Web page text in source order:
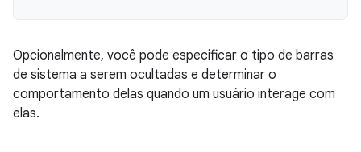
Opcionalmente, você pode especificar o tipo de barras
de sistema a serem ocultadas e determinar o
comportamento delas quando um usuário interage com
elas.